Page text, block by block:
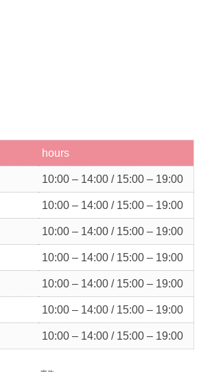
hours
10:00 – 14:00 / 15:00 – 19:00
10:00 – 14:00 / 15:00 – 19:00
10:00 – 14:00 / 15:00 – 19:00
10:00 – 14:00 / 15:00 – 19:00
10:00 – 14:00 / 15:00 – 19:00
10:00 – 14:00 / 15:00 – 19:00
10:00 – 14:00 / 15:00 – 19:00